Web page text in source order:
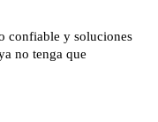
confiable y soluciones
no tenga que